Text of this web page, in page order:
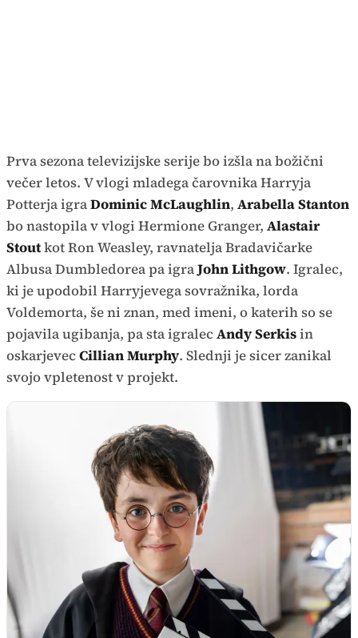
Prva sezona televizijske serije bo izšla na božični
večer letos. V vlogi mladega čarovnika Harryja
Potterja igraDominic McLaughlin, Arabella Stanton
bo nastopila v vlogi Hermione Granger, Alastair
Stoutkot Ron Weasley, ravnatelja Bradavičarke
Albusa Dumbledorea pa igraJohn Lithgow. Igralec,
ki je upodobil Harryjevega sovražnika, lorda
Voldemorta, še ni znan, med imeni, o katerih so se
pojavila ugibanja, pa sta igralecAndy Serkisin
oskarjevecCillian Murphy. Slednji je sicer zanikal
svojo vpletenost v projekt.